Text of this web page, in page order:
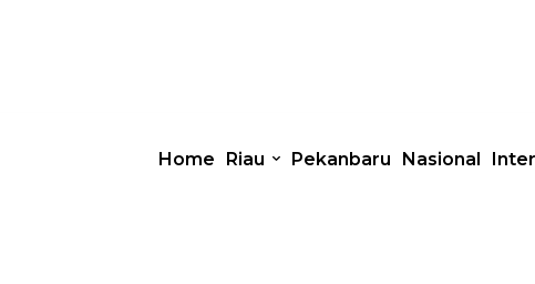
Home Riau Pekanbaru Nasional